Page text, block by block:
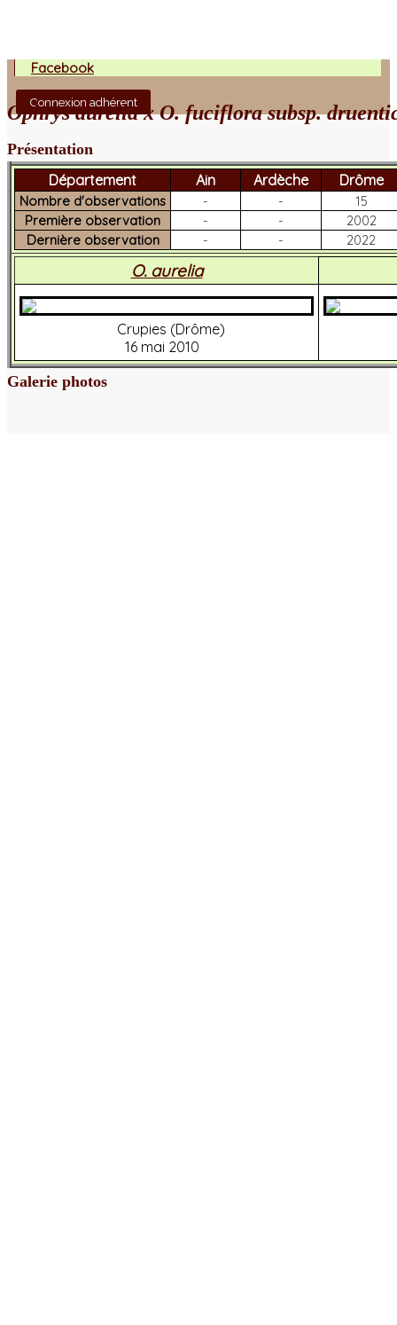
Facebook
Connexion adhérent
Ophrys aurelia x O. fuciflora subsp.
Présentation
Département
Ain Ardèche Drôme
Nombre d'observations - -
15
Première observation
- -
2002
Dernière observation
- - 2022
O. aurelia
Crupies (Drôme)
16 mai 2010
Galerie photos